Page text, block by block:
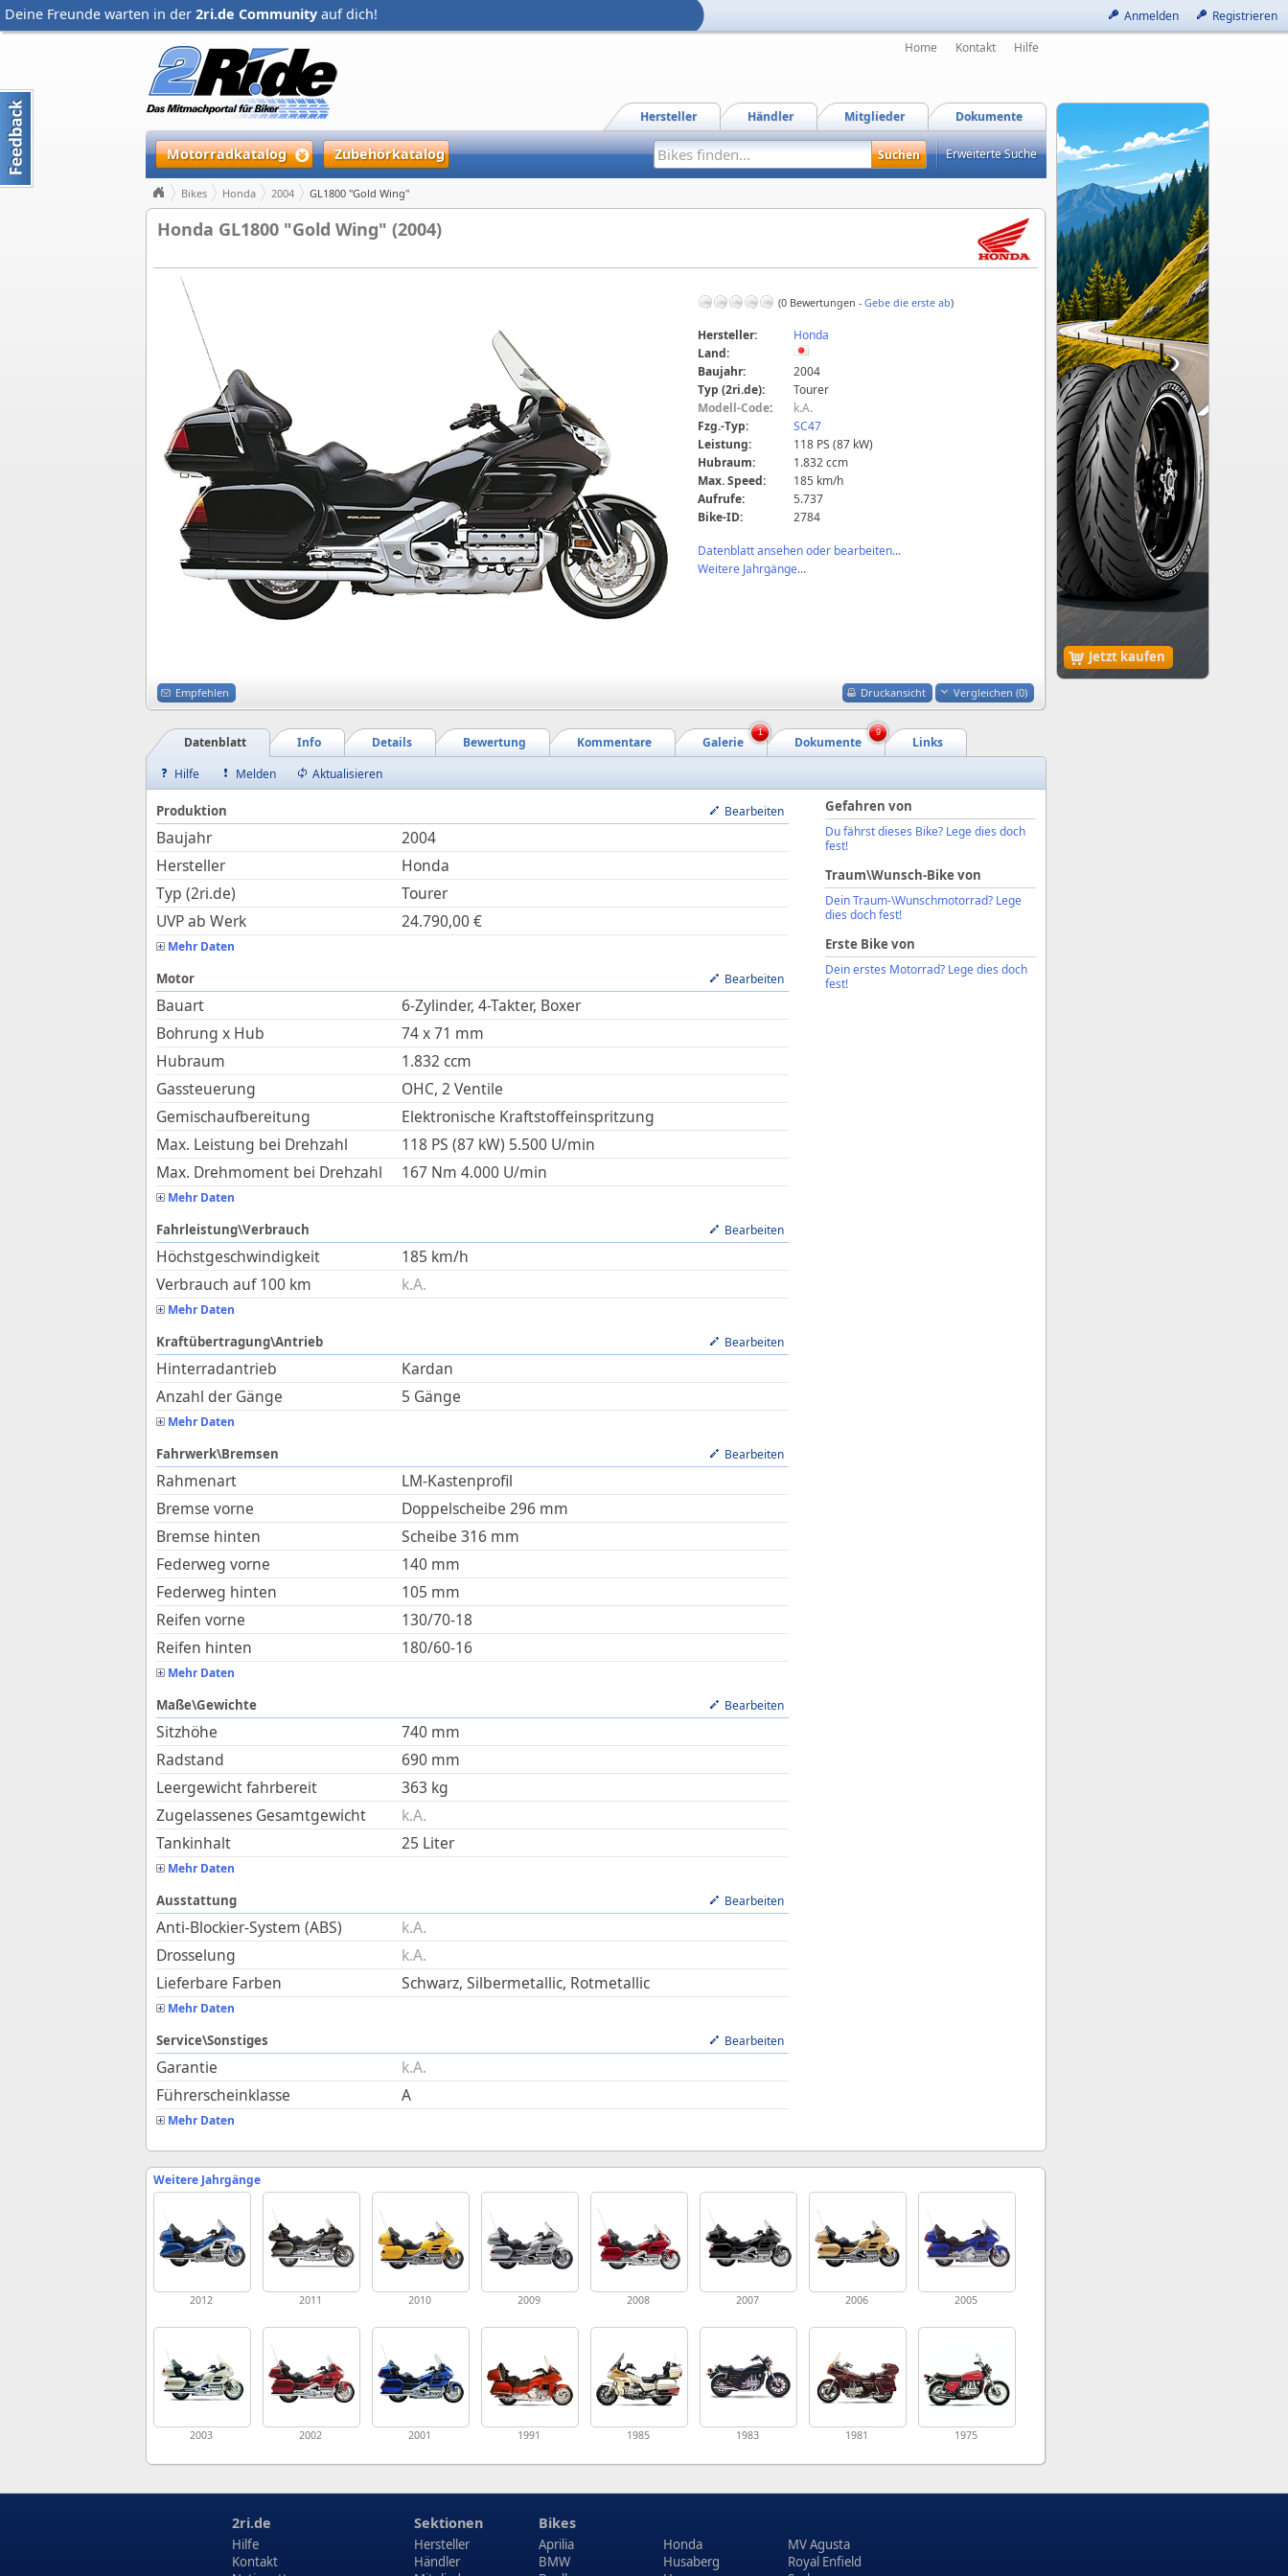
Anmelden Registrieren
Deine Freunde warten in der 2ri.de Community auf dich!
Jetzt kaufen
Home Kontakt Hilfe
Dokumente
Mitglieder
Händler
Hersteller
Motorradkatalog Zubehörkatalog Erweiterte Suche
Bikes Honda 2004 GL1800 "Gold Wing"
Honda GL1800 "Gold Wing" (2004)
(0 Bewertungen - Gebe die erste ab)
Hersteller:
Honda
Land:
Baujahr:
2004
Typ (2ri.de):
Tourer
Modell-Code:
k.A.
Fzg.-Typ:
SC47
Leistung:
118 PS (87 kW)
Hubraum:
1.832 ccm
Max. Speed:
185 km/h
Aufrufe:
5.737
Bike-ID:
2784
Datenblatt ansehen oder bearbeiten...
Weitere Jahrgänge...
Druckansicht Vergleichen (0)
Empfehlen
Links
Dokumente
Galerie
Kommentare
Bewertung
Details
Info
Datenblatt
1 9
Hilfe Melden Aktualisieren
Produktion Bearbeiten
Baujahr
2004
Hersteller
Honda
Typ (2ri.de)
Tourer
UVP ab Werk
24.790,00€
Mehr Daten
Motor Bearbeiten
Bauart
6-Zylinder, 4-Takter, Boxer
Bohrung x Hub
74x71 mm
Hubraum
1.832 ccm
Gassteuerung
OHC, 2 Ventile
Gemischaufbereitung
Elektronische Kraftstoffeinspritzung
Max. Leistung bei Drehzahl
118 PS (87 kW) 5.500 U/min
Max. Drehmoment bei Drehzahl
167 Nm 4.000 U/min
Mehr Daten
Fahrleistung\Verbrauch Bearbeiten
Höchstgeschwindigkeit 185 km/h
Verbrauch auf 100 km
k.A.
Mehr Daten
Kraftübertragung\Antrieb Bearbeiten
Hinterradantrieb
Kardan
Anzahl der Gänge
5 Gänge
Mehr Daten
Fahrwerk\Bremsen Bearbeiten
Rahmenart
LM-Kastenprofil
Bremse vorne
Doppelscheibe 296 mm
Bremse hinten
Scheibe 316 mm
Federweg vorne
140 mm
Federweg hinten
105 mm
Reifen vorne
130/70-18
Reifen hinten
180/60-16
Mehr Daten
Maße\Gewichte Bearbeiten
Sitzhöhe 740 mm
Radstand
690 mm
Leergewicht fahrbereit
363 kg
Zugelassenes Gesamtgewicht
k.A.
Tankinhalt
25 Liter
Mehr Daten
Ausstattung Bearbeiten
Anti-Blockier-System (ABS)
k.A.
Drosselung
k.A.
Lieferbare Farben
Schwarz, Silbermetallic, Rotmetallic
Mehr Daten
Service\Sonstiges Bearbeiten
Garantie
k.A.
Führerscheinklasse
A
Mehr Daten
Gefahren von
Du fährst dieses Bike? Lege dies doch
fest!
Traum\Wunsch-Bike von
Dein Traum-\Wunschmotorrad? Lege
dies doch fest!
Erste Bike von
Dein erstes Motorrad? Lege dies doch
fest!
Weitere Jahrgänge
2012 2011 2010 2009 2008 2007 2006 2005
2003 2002 2001 1991 1985 1983 1981 1975
2ri.de
Hilfe
Kontakt
Sektionen
Hersteller
Händler
Bikes
Aprilia
BMW
Honda
Husaberg
MV Agusta
Royal Enfield